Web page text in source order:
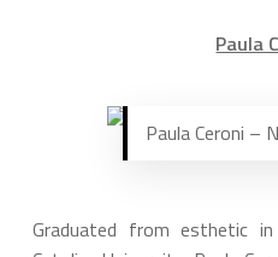
Paula
Paula Ceroni –
Graduated from esthetic